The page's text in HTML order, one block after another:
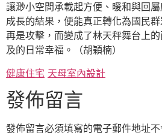
讓渺小空間承載起方便、暖和與回
成長的結果，便能真正轉化為國民
再是攻擊，而變成了林天秤舞台上
及的日常幸福。（胡穎楠）
健康住宅 天母室內設計
發佈留言
發佈留言必須填寫的電子郵件地址不